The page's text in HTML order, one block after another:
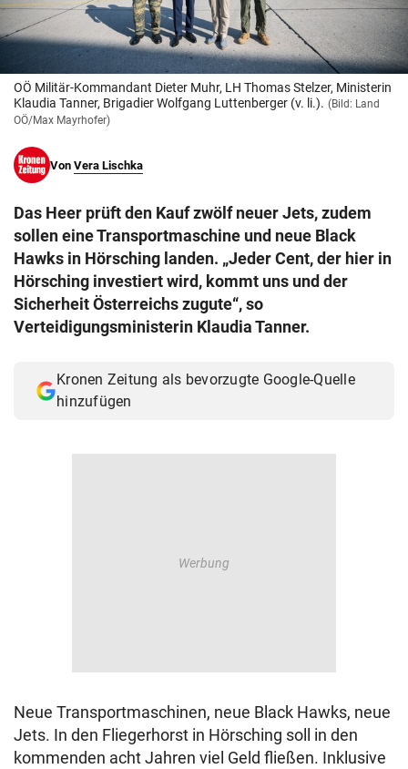
© Krone Multimedia GmbH & Co KG 2026
Muthgasse 2, 1190 Wien
OÖ Militär-Kommandant Dieter Muhr, LH Thomas Stelzer, Ministerin
Klaudia Tanner, Brigadier Wolfgang Luttenberger (v. li.). (Bild: Land
OÖ/Max Mayrhofer)
Von Vera Lischka
Das Heer prüft den Kauf zwölf neuer Jets, zudem
sollen eine Transportmaschine und neue Black
Hawks in Hörsching landen. „Jeder Cent, der hier in
Hörsching investiert wird, kommt uns und der
Sicherheit Österreichs zugute“, so
Verteidigungsministerin Klaudia Tanner.
Kronen Zeitung als bevorzugte Google-Quelle
hinzufügen
Neue Transportmaschinen, neue Black Hawks, neue
Jets. In den Fliegerhorst in Hörsching soll in den
kommenden acht Jahren viel Geld fließen. Inklusive